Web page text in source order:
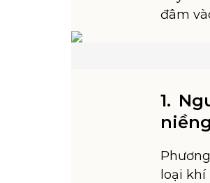
đâm
1.
loại